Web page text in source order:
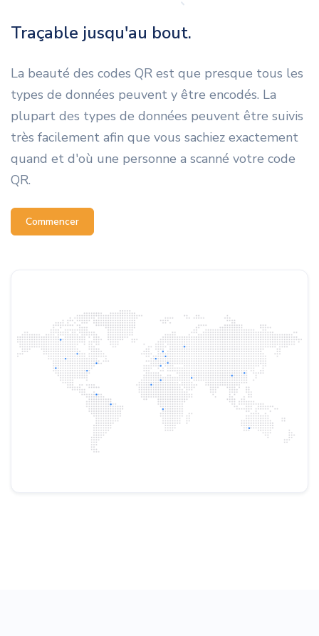
Traçable jusqu'au bout.
La beauté des codes QR est que presque tous les
types de données peuvent y être encodés. La
plupart des types de données peuvent être suivis
très facilement afin que vous sachiez exactement
quand et d'où une personne a scanné votre code
QR.
Commencer